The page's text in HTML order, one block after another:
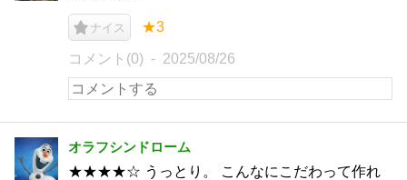
ナイス ★3
コメント(0) 2025/08/26
オラフシンドローム
★★★★☆ うっとり。 こんなにこだわって作れ